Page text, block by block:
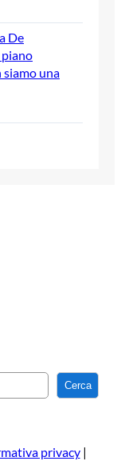
De
piano
una
Cerca
privacy|